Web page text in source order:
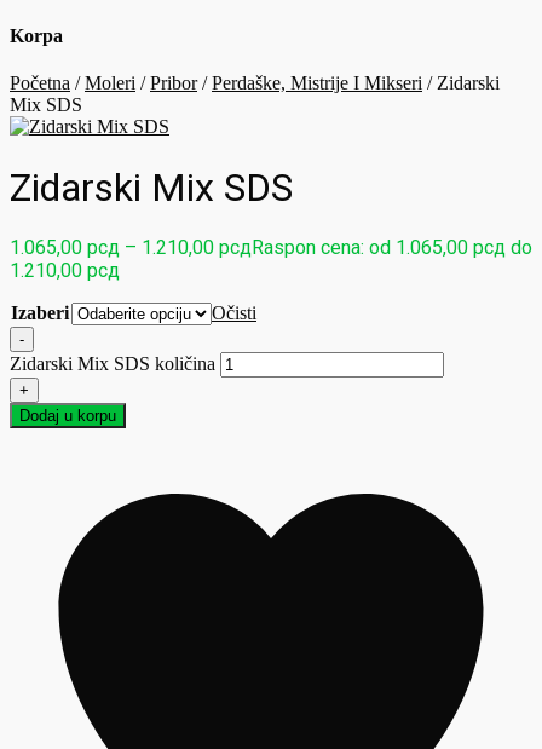
Korpa
Početna /Moleri /Pribor/Perdaške, Mistrije I Mikseri / Zidarski
Mix SDS
Zidarski Mix SDS
1.065,00 рсд – 1.210,00 рсдRaspon cena: od 1.065,00 рсд do
1.210,00 рсд
Izaberi Očisti
-
Zidarski Mix SDS količina
+
Dodaj u korpu